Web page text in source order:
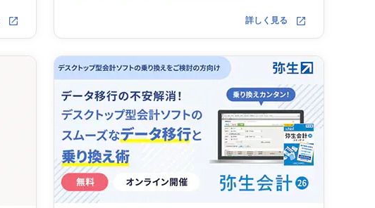
詳しく見る